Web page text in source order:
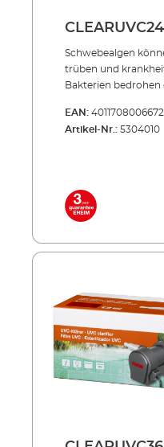
CLEARUVC24
Schwebealgen
trüben und
Bakterien bedrohen
Fällen hocheffizient
UV-Strahlung
Inklusive
langer Lebensdauer
Außenbehälter aus
PRESS und LOOP
40 = 1 1/2" Lieferumfang: UVC-Lampe 3
Anschlussdüsen 5
EAN: 4011708006672
Artikel-Nr.: 5304010